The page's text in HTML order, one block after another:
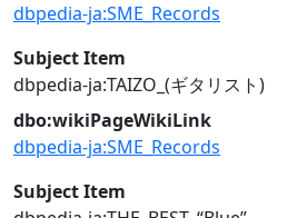
dbpedia-ja:SME_Records
Subject Item
dbpedia-ja:TAIZO_(ギタリスト)
dbo:wikiPageWikiLink
dbpedia-ja:SME_Records
Subject Item